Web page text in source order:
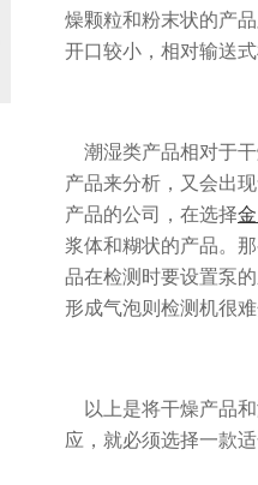
燥颗粒和粉末状的产
开口较小，相对输送式
潮湿类产品相对于干
产品来分析，又会出
产品的公司，在选择
浆体和糊状的产品。
品在检测时要设置泵
形成气泡则检测机很
以上是将干燥产品和
应，就必须选择一款